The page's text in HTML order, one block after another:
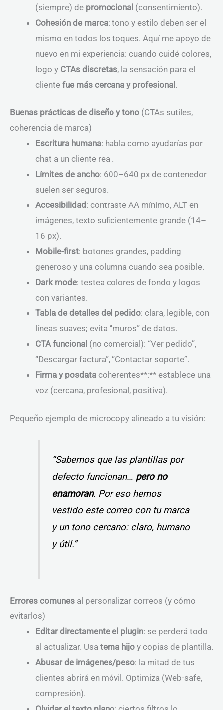
(siempre) de promocional (consentimiento).
Cohesión de marca: tono y estilo deben ser el
mismo en todos los toques. Aquí me apoyo de
nuevo en mi experiencia: cuando cuidé colores,
logo y CTAs discretas, la sensación para el
cliente fue más cercana y profesional.
Buenas prácticas de diseño y tono (CTAs sutiles,
coherencia de marca)
Escritura humana: habla como ayudarías por
chat a un cliente real.
Límites de ancho: 600–640 px de contenedor
suelen ser seguros.
Accesibilidad : contraste AA mínimo, ALT en
imágenes, texto suficientemente grande (14–
16 px).
Mobile-first: botones grandes, padding
generoso y una columna cuando sea posible.
Dark mode: testea colores de fondo y logos
con variantes.
Tabla de detalles del pedido: clara, legible, con
líneas suaves; evita “muros” de datos.
CTA funcional (no comercial): “Ver pedido”,
“Descargar factura”, “Contactar soporte”.
Firma y posdata coherentes**:** establece una
voz (cercana, profesional, positiva).
Pequeño ejemplo de microcopy alineado a tu visión:
“Sabemos que las plantillas por
defecto funcionan… pero no
enamoran. Por eso hemos
vestido este correo con tu marca
y un tono cercano: claro, humano
y útil.”
Errores comunes al personalizar correos (y cómo
evitarlos)
Editar directamente el plugin: se perderá todo
al actualizar. Usa tema hijo y copias de plantilla.
Abusar de imágenes/peso: la mitad de tus
clientes abrirá en móvil. Optimiza (Web-safe,
compresión).